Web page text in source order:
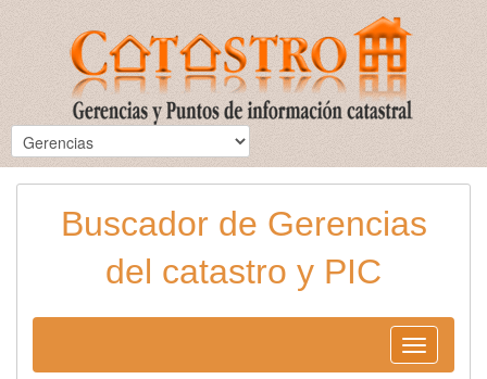
Buscador de Gerencias
del catastro y PIC
Toggle
navigation